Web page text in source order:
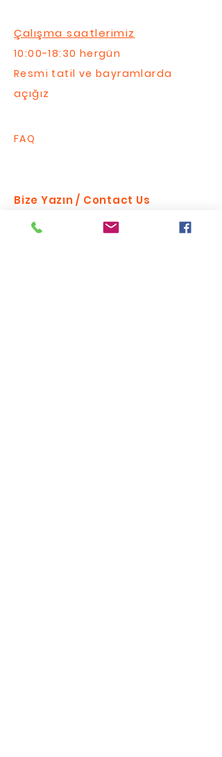
Çalışma saatlerimiz
10:00-18:30 hergün
Resmi tatil ve bayramlarda
açığız
FAQ
Bize Yazın / Contact Us